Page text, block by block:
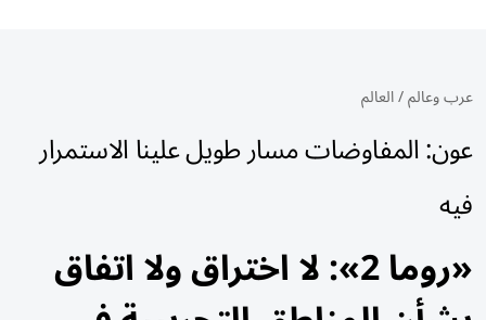
عرب وعالم/العالم
عون: المفاوضات مسار طويل علينا الاستمرار
فيه
«روما 2»: لا اختراق ولا اتفاق